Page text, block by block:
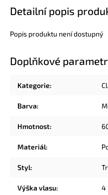
Detailní popis
Popis produktu není dostupný
Doplňkové
Kategorie:
Barva:
Hmotnost:
Materiál:
Styl:
Výška vlasu: 4